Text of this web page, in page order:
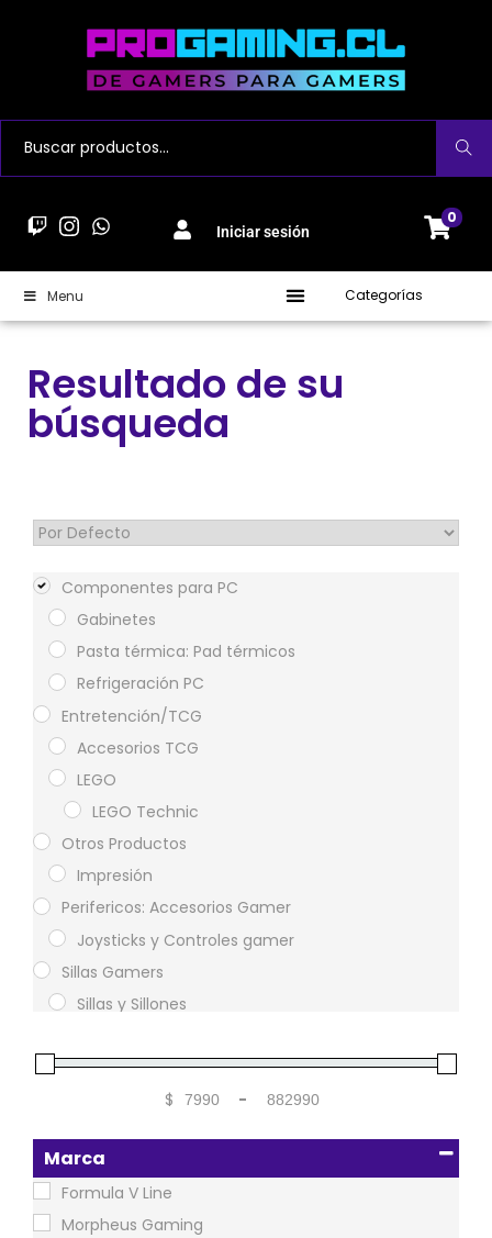
Buscar
Iniciar sesión
0
Menu Categorías
Resultado de su
búsqueda
Sort Products
Componentes para PC
Gabinetes
Pasta térmica: Pad térmicos
Refrigeración PC
Entretención/TCG
Accesorios TCG
LEGO
LEGO Technic
Otros Productos
Impresión
Perifericos: Accesorios Gamer
Joysticks y Controles gamer
Sillas Gamers
Sillas y Sillones
$ -
Marca
Formula V Line
Morpheus Gaming